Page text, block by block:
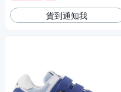
貨到通知我